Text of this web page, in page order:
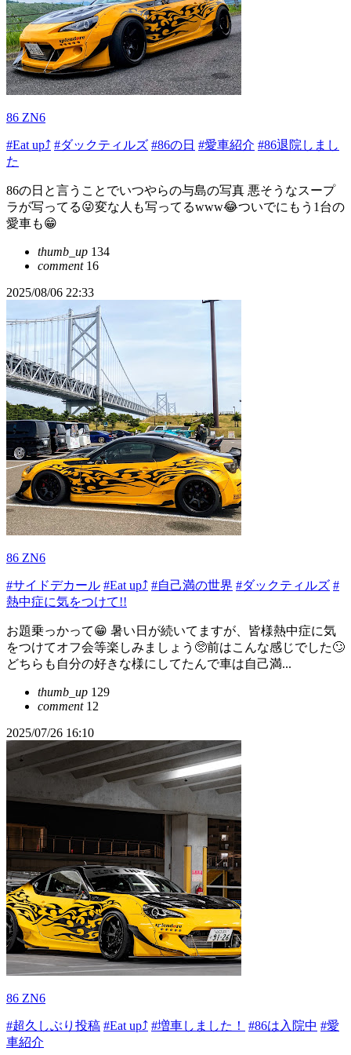
86 ZN6
#Eat up⤴ #ダックティルズ #86の日 #愛車紹介 #86退院しまし
た
86の日と言うことでいつやらの与島の写真 悪そうなスープ
ラが写ってる😜変な人も写ってるwww😂ついでにもう1台の
愛車も😁
thumb_up 134
comment16
2025/08/06 22:33
86 ZN6
#サイドデカール #Eat up⤴ #自己満の世界 #ダックティルズ #
熱中症に気をつけて!!
お題乗っかって😁 暑い日が続いてますが、皆様熱中症に気
をつけてオフ会等楽しみましょう🥺前はこんな感じでした🙄
どちらも自分の好きな様にしてたんで車は自己満...
thumb_up 129
comment12
2025/07/26 16:10
86 ZN6
#超久しぶり投稿 #Eat up⤴ #増車しました！ #86は入院中 #愛
車紹介